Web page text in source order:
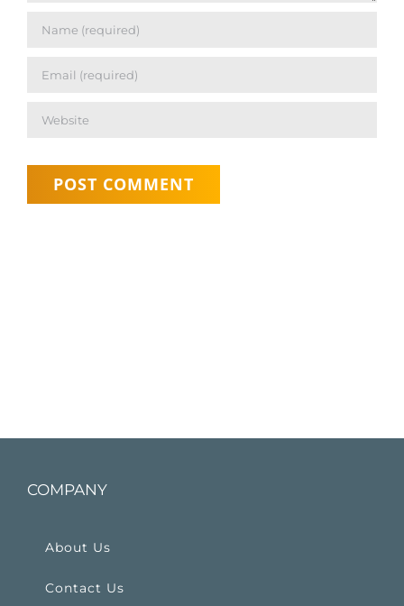
COMPANY
About Us
Contact Us